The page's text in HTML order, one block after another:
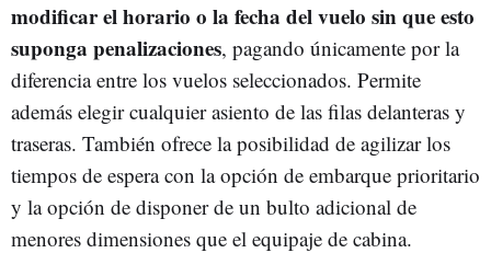
modificar el horario o la fecha del vuelo sin que esto
suponga penalizaciones, pagando únicamente por la
diferencia entre los vuelos seleccionados. Permite
además elegir cualquier asiento de las filas delanteras y
traseras. También ofrece la posibilidad de agilizar los
tiempos de espera con la opción de embarque prioritario
y la opción de disponer de un bulto adicional de
menores dimensiones que el equipaje de cabina.